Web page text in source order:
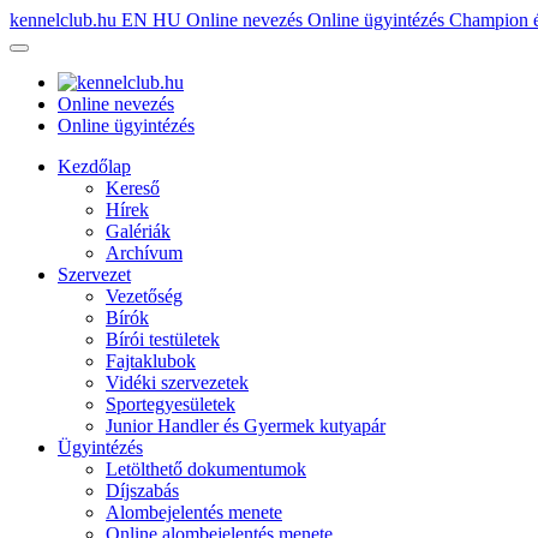
kennelclub.hu EN HU Online nevezés Online ügyintézés Champion
Online nevezés
Online ügyintézés
Kezdőlap
Kereső
Hírek
Galériák
Archívum
Szervezet
Vezetőség
Bírók
Bírói testületek
Fajtaklubok
Vidéki szervezetek
Sportegyesületek
Junior Handler és Gyermek kutyapár
Ügyintézés
Letölthető dokumentumok
Díjszabás
Alombejelentés menete
Online alombejelentés menete